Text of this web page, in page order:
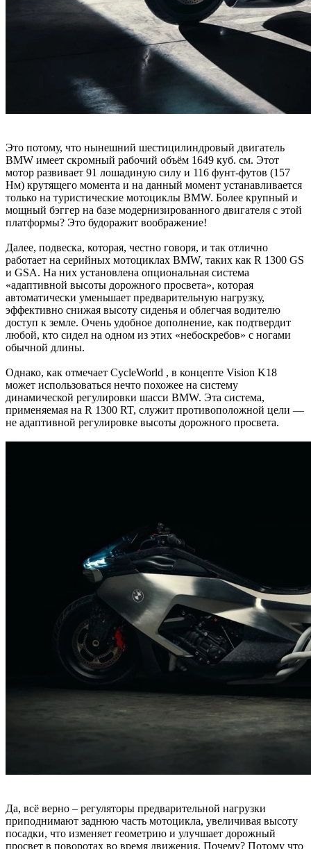
Это потому, что нынешний шестицилиндровый двигатель
BMW имеет скромный рабочий объём 1649 куб. см. Этот
мотор развивает 91 лошадиную силу и 116 фунт-футов (157
Нм) крутящего момента и на данный момент устанавливается
только на туристические мотоциклы BMW. Более крупный и
мощный бэггер на базе модернизированного двигателя с этой
платформы? Это будоражит воображение!
Далее, подвеска, которая, честно говоря, и так отлично
работает на серийных мотоциклах BMW, таких как R 1300 GS
и GSA. На них установлена ​​опциональная система
«адаптивной высоты дорожного просвета», которая
автоматически уменьшает предварительную нагрузку,
эффективно снижая высоту сиденья и облегчая водителю
доступ к земле. Очень удобное дополнение, как подтвердит
любой, кто сидел на одном из этих «небоскребов» с ногами
обычной длины.
Однако, как отмечает CycleWorld , в концепте Vision K18
может использоваться нечто похожее на систему
динамической регулировки шасси BMW. Эта система,
применяемая на R 1300 RT, служит противоположной цели —
не адаптивной регулировке высоты дорожного просвета.
Да, всё верно – регуляторы предварительной нагрузки
приподнимают заднюю часть мотоцикла, увеличивая высоту
посадки, что изменяет геометрию и улучшает дорожный
просвет в поворотах во время движения. Почему? Потому что